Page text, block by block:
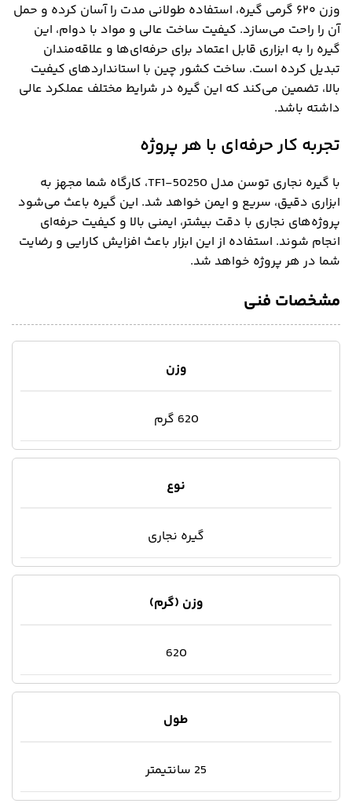
وزن ۶۲۰ گرمی گیره، استفاده طولانی مدت را آسان کرده و حمل
آن را راحت می‌سازد. کیفیت ساخت عالی و مواد با دوام، این
گیره را به ابزاری قابل اعتماد برای حرفه‌ای‌ها و علاقه‌مندان
تبدیل کرده است. ساخت کشور چین با استانداردهای کیفیت
بالا، تضمین می‌کند که این گیره در شرایط مختلف عملکرد عالی
داشته باشد.
تجربه کار حرفه‌ای با هر پروژه
با گیره نجاری توسن مدل TF1-50250، کارگاه شما مجهز به
ابزاری دقیق، سریع و ایمن خواهد شد. این گیره باعث می‌شود
پروژه‌های نجاری با دقت بیشتر، ایمنی بالا و کیفیت حرفه‌ای
انجام شوند. استفاده از این ابزار باعث افزایش کارایی و رضایت
شما در هر پروژه خواهد شد.
مشخصات فنی
وزن
620 گرم
نوع
گیره نجاری
وزن (گرم)
620
طول
25 سانتیمتر